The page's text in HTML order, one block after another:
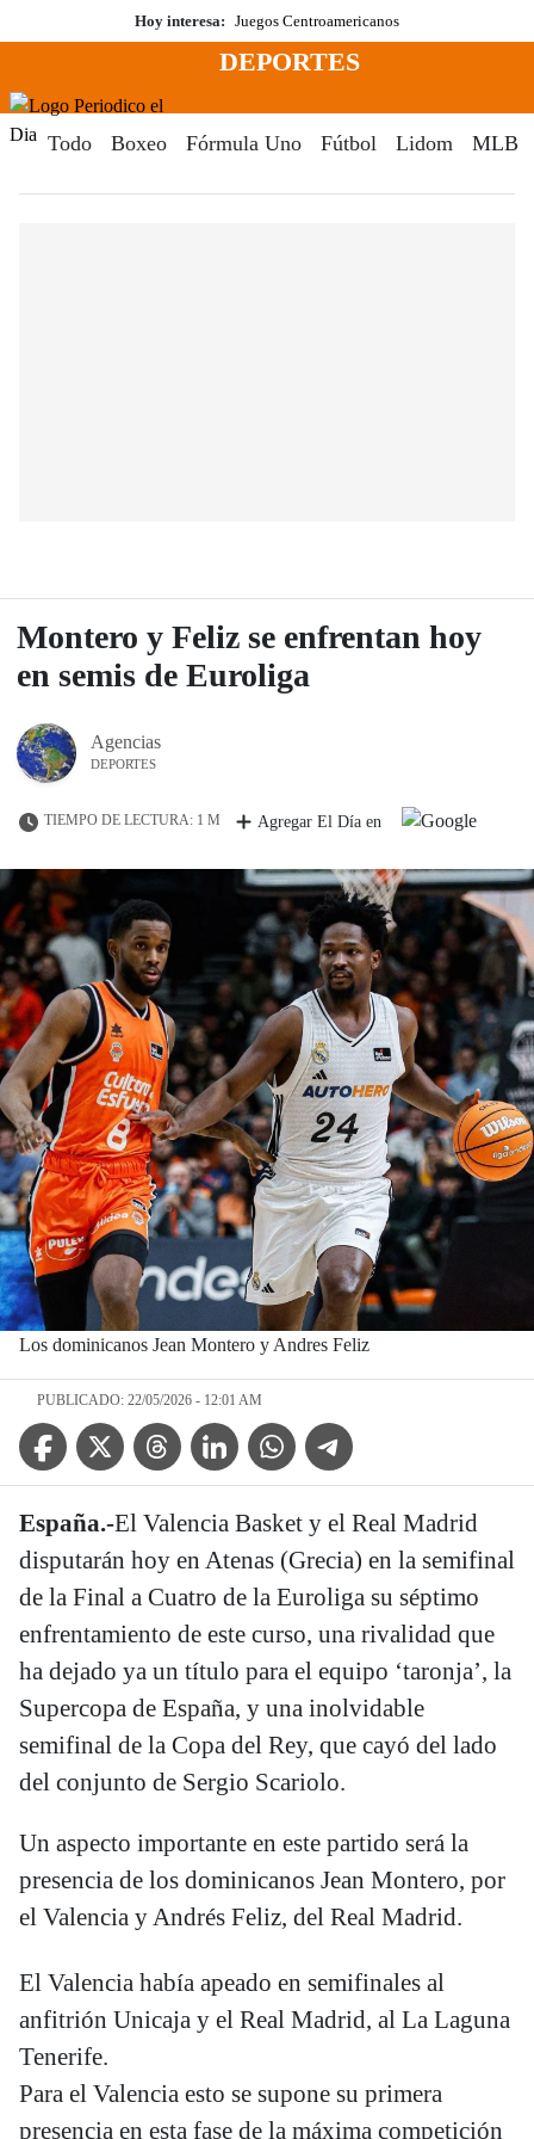
al
Hoy interesa: Juegos Centroamericanos
Menú
DEPORTES
Todo Boxeo Fórmula Uno Fútbol Lidom MLB
Montero y Feliz se enfrentan hoy
en semis de Euroliga
Agencias
DEPORTES
TIEMPO DE LECTURA: 1 M Agregar El Día en
Los dominicanos Jean Montero y Andres Feliz
PUBLICADO: 22/05/2026 - 12:01 AM
Facebook IconTwitter IconThreads IconLinkedin IconWhatsApp IconTelegram Icon
España.-El Valencia Basket y el Real Madrid
disputarán hoy en Atenas (Grecia) en la semifinal
de la Final a Cuatro de la Euroliga su séptimo
enfrentamiento de este curso, una rivalidad que
ha dejado ya un título para el equipo ‘taronja’, la
Supercopa de España, y una inolvidable
semifinal de la Copa del Rey, que cayó del lado
del conjunto de Sergio Scariolo.
Un aspecto importante en este partido será la
presencia de los dominicanos Jean Montero, por
el Valencia y Andrés Feliz, del Real Madrid.
El Valencia había apeado en semifinales al
anfitrión Unicaja y el Real Madrid, al La Laguna
Tenerife.
Para el Valencia esto se supone su primera
presencia en esta fase de la máxima competición